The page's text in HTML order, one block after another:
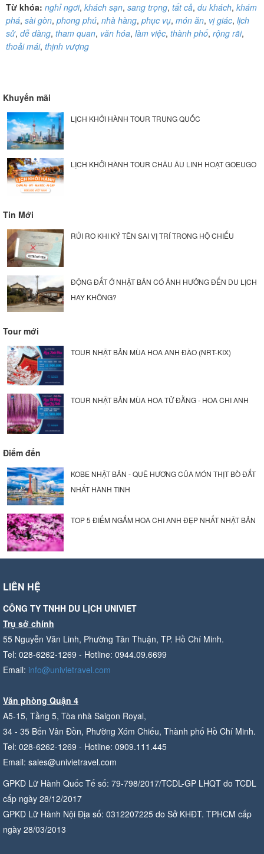
Từ khóa: nghỉ ngơi, khách sạn, sang trọng, tất cả, du khách, khám
phá, sài gòn, phong phú, nhà hàng, phục vụ, món ăn, vị giác, lịch
sử, dễ dàng, tham quan, văn hóa, làm việc, thành phố, rộng rãi,
thoải mái, thịnh vượng
Khuyến mãi
LỊCH KHỞI HÀNH TOUR TRUNG QUỐC
LỊCH KHỞI HÀNH TOUR CHÂU ÂU LINH HOẠT GOEUGO
Tin Mới
RỦI RO KHI KÝ TÊN SAI VỊ TRÍ TRONG HỘ CHIẾU
ĐỘNG ĐẤT Ở NHẬT BẢN CÓ ẢNH HƯỞNG ĐẾN DU LỊCH
HAY KHÔNG?
Tour mới
TOUR NHẬT BẢN MÙA HOA ANH ĐÀO (NRT-KIX)
TOUR NHẬT BẢN MÙA HOA TỬ ĐẰNG - HOA CHI ANH
Điểm đến
KOBE NHẬT BẢN - QUÊ HƯƠNG CỦA MÓN THỊT BÒ ĐẮT
NHẤT HÀNH TINH
TOP 5 ĐIỂM NGẮM HOA CHI ANH ĐẸP NHẤT NHẬT BẢN
LIÊN HỆ
CÔNG TY TNHH DU LỊCH UNIVIET
Trụ sở chính
55 Nguyễn Văn Linh, Phường Tân Thuận, TP. Hồ Chí Minh.
Tel: 028-6262-1269 - Hotline: 0944.09.6699
Email: info@univietravel.com
Văn phòng Quận 4
A5-15, Tầng 5, Tòa nhà Saigon Royal,
34 - 35 Bến Vân Đồn, Phường Xóm Chiếu, Thành phố Hồ Chí Minh.
Tel: 028-6262-1269 - Hotline: 0909.111.445
Email: sales@univietravel.com
GPKD Lữ Hành Quốc Tế số: 79-798/2017/TCDL-GP LHQT do TCDL
cấp ngày 28/12/2017
GPKD Lữ Hành Nội Địa số: 0312207225 do Sở KHĐT. TPHCM cấp
ngày 28/03/2013